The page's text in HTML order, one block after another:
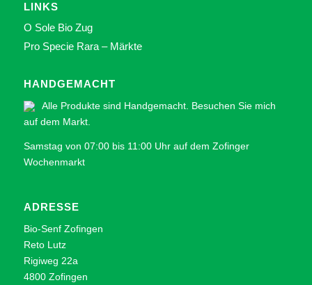
LINKS
O Sole Bio Zug
Pro Specie Rara – Märkte
HANDGEMACHT
Alle Produkte sind Handgemacht. Besuchen Sie mich
auf dem Markt.
Samstag von 07:00 bis 11:00 Uhr auf dem Zofinger
Wochenmarkt
ADRESSE
Bio-Senf Zofingen
Reto Lutz
Rigiweg 22a
4800 Zofingen